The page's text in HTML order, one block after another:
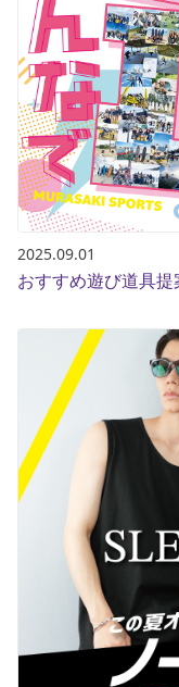
2025.09.01
おすすめ遊び道具提